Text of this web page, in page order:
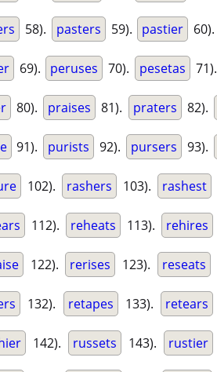
58). pasters 59). pastier 60).
69). peruses 70). pesetas 71).
80). praises 81). praters 82).
91). purists 92). pursers 93).
102). rashers 103). rashest
112). reheats 113). rehires
122). rerises 123). reseats
132). retapes 133). retears
142). russets 143). rustier